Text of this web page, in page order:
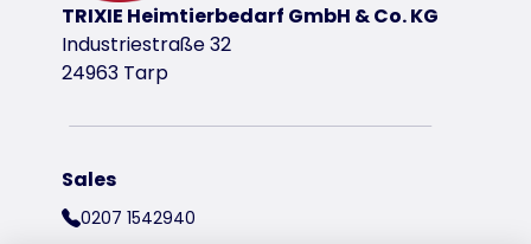
TRIXIE Heimtierbedarf GmbH & Co. KG
Industriestraße 32
24963 Tarp
Sales
0207 1542940